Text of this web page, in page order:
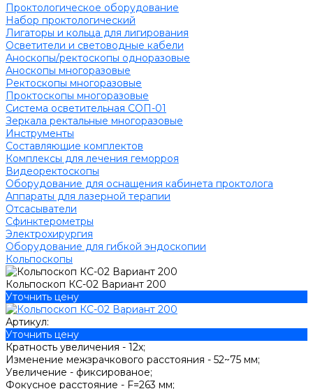
Проктологическое оборудование
Набор проктологический
Лигаторы и кольца для лигирования
Осветители и световодные кабели
Аноскопы/ректоскопы одноразовые
Аноскопы многоразовые
Ректоскопы многоразовые
Проктоскопы многоразовые
Система осветительная СОП-01
Зеркала ректальные многоразовые
Инструменты
Составляющие комплектов
Комплексы для лечения геморроя
Видеоректоскопы
Оборудование для оснащения кабинета проктолога
Аппараты для лазерной терапии
Отсасыватели
Сфинктерометры
Электрохирургия
Оборудование для гибкой эндоскопии
Кольпоскопы
Кольпоскоп КС-02 Вариант 200
Уточнить цену
Артикул:
Уточнить цену
Кратность увеличения - 12x;
Изменение межзрачкового расстояния - 52~75 мм;
Увеличение - фиксированое;
Фокусное расстояние - F=263 мм;